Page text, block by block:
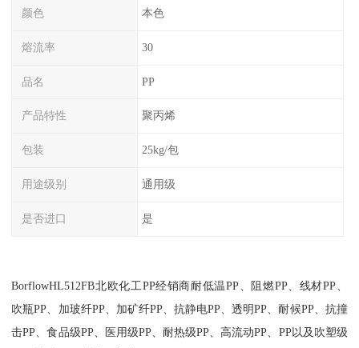
颜色 本色
熔流率 30
品名 PP
产品特性 聚丙烯
包装 25kg/包
用途级别 通用级
是否进口 是
BorflowHL512FB北欧化工PP经销商耐低温PP、阻燃PP、线材PP、
吹瓶PP、加玻纤PP、加矿纤PP、抗静电PP、透明PP、耐候PP、抗撞
击PP、食品级PP、医用级PP、耐热级PP、高流动PP、 PP以及吹塑级